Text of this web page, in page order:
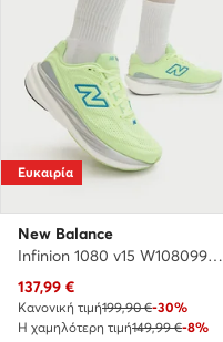
Ευκαιρία
New Balance
Infinion 1080 v15 W108099D · Παπούτσια για Τρέξιμο
Τρέχουσα τιμή
137,99 €
Κανονική τιμή199,90 €-30%
Η χαμηλότερη τιμή149,99 €-8%